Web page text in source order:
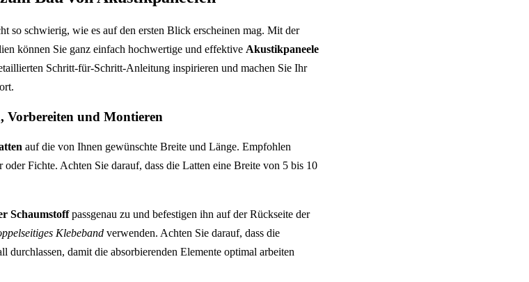
so schwierig, wie es auf den ersten Blick erscheinen mag. Mit der
können Sie ganz einfach hochwertige und effektive Akustikpaneele
Schritt-für-Schritt-Anleitung inspirieren und machen Sie Ihr
Vorbereiten und Montieren
auf die von Ihnen gewünschte Breite und Länge. Empfohlen
Fichte. Achten Sie darauf, dass die Latten eine Breite von 5 bis 10
Schaumstoffpassgenau zu und befestigen ihn auf der Rückseite der
Klebeband verwenden. Achten Sie darauf, dass die
durchlassen, damit die absorbierenden Elemente optimal arbeiten